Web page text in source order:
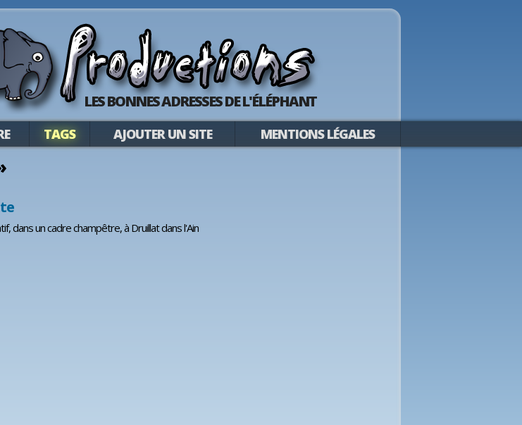
LES BONNES ADRESSES DE L'ÉLÉPHANT
TAGS AJOUTER UN SITE MENTIONS LÉGALES
dans un cadre champêtre, à Druillat dans l'Ain